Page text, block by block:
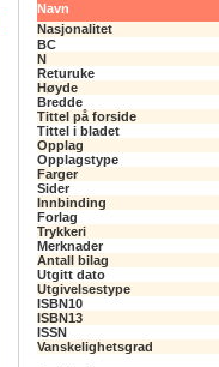
Navn
Nasjonalitet
BC
N
Returuke
Høyde
Bredde
Tittel på forside
Tittel i bladet
Opplag
Opplagstype
Farger
Sider
Innbinding
Forlag
Trykkeri
Merknader
Antall bilag
Utgitt dato
Utgivelsestype
ISBN10
ISBN13
ISSN
Vanskelighetsgrad